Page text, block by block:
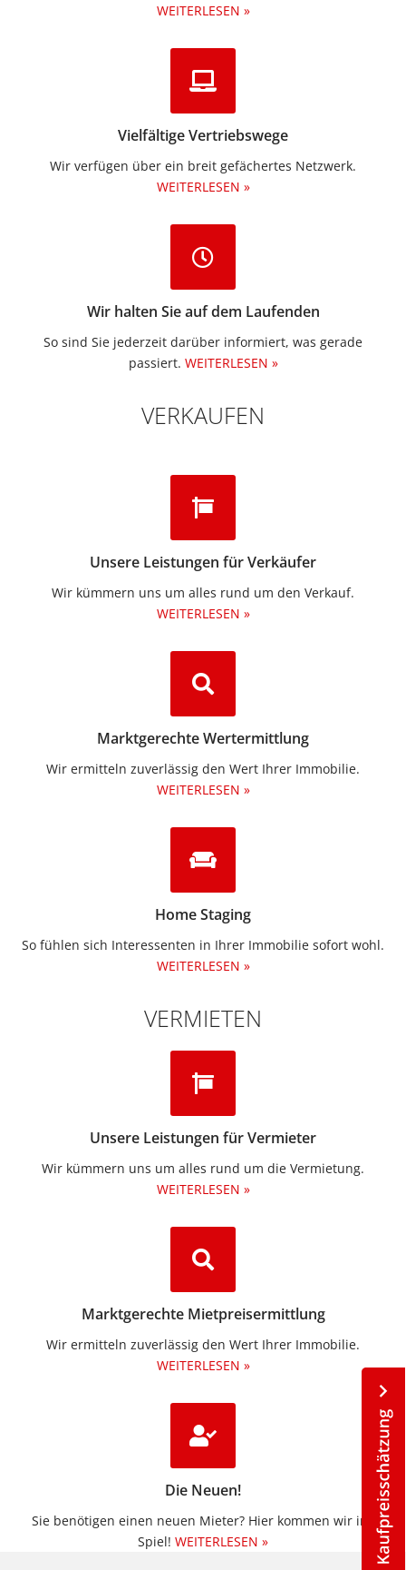
WEITERLESEN »
Vielfältige Vertriebswege
Wir verfügen über ein breit gefächertes Netzwerk.
WEITERLESEN »
Wir halten Sie auf dem Laufenden
So sind Sie jederzeit darüber informiert, was gerade
passiert. WEITERLESEN »
VERKAUFEN
Unsere Leistungen für Verkäufer
Wir kümmern uns um alles rund um den Verkauf.
WEITERLESEN »
Marktgerechte Wertermittlung
Wir ermitteln zuverlässig den Wert Ihrer Immobilie.
WEITERLESEN »
Home Staging
So fühlen sich Interessenten in Ihrer Immobilie sofort wohl.
WEITERLESEN »
VERMIETEN
Unsere Leistungen für Vermieter
Wir kümmern uns um alles rund um die Vermietung.​
WEITERLESEN »
Marktgerechte Mietpreisermittlung
Wir ermitteln zuverlässig den Wert Ihrer Immobilie.
WEITERLESEN »
Die Neuen!
Sie benötigen einen neuen Mieter? Hier kommen wir ins
Spiel! WEITERLESEN »